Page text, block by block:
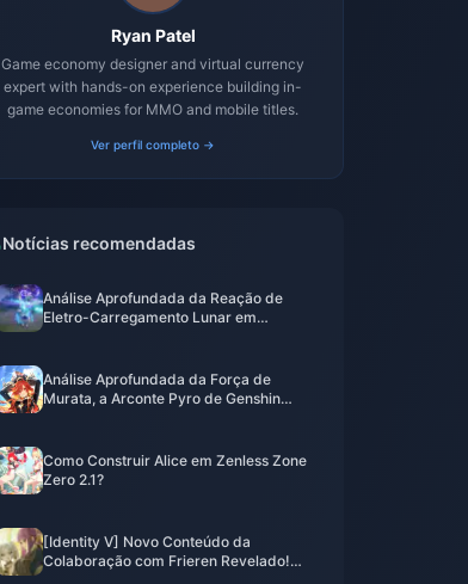
Ryan Patel
Game economy designer and virtual currency
expert with hands-on experience building in-
game economies for MMO and mobile titles.
Ver perfil completo →
Notícias recomendadas
Análise Aprofundada da Reação de
Eletro-Carregamento Lunar em
Análise Aprofundada da Força de
Murata, a Arconte Pyro de Genshin
Como Construir Alice em Zenless Zone
Zero 2.1?
[Identity V] Novo Conteúdo da
Colaboração com Frieren Revelado!